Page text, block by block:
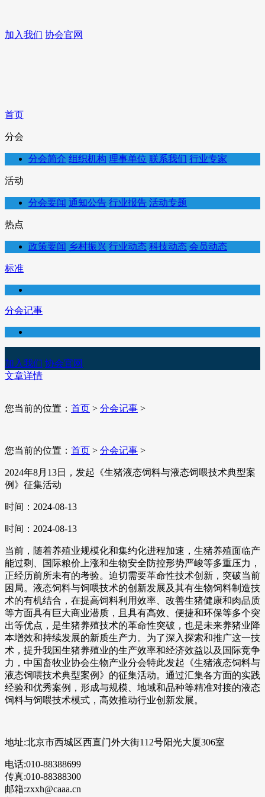
加入我们 协会官网
首页
分会
分会简介 组织机构 理事单位 联系我们 行业专家
活动
分会要闻 通知公告 行业报告 活动专题
热点
政策要闻 乡村振兴 行业动态 科技动态 会员动态
标准
分会记事
加入我们 协会官网
文章详情
您当前的位置： 首页 > 分会记事 >
您当前的位置： 首页 > 分会记事 >
2024年8月13日，发起《生猪液态饲料与液态饲喂技术典型案
例》征集活动
时间：2024-08-13
时间：2024-08-13
当前，随着养殖业规模化和集约化进程加速，生猪养殖面临产
能过剩、国际粮价上涨和生物安全防控形势严峻等多重压力，
正经历前所未有的考验。迫切需要革命性技术创新，突破当前
困局。液态饲料与饲喂技术的创新发展及其有生物饲料制造技
术的有机结合，在提高饲料利用效率、改善生猪健康和肉品质
等方面具有巨大商业潜质，且具有高效、便捷和环保等多个突
出等优点，是生猪养殖技术的革命性突破，也是未来养猪业降
本增效和持续发展的新质生产力。为了深入探索和推广这一技
术，提升我国生猪养殖业的生产效率和经济效益以及国际竞争
力，中国畜牧业协会生物产业分会特此发起《生猪液态饲料与
液态饲喂技术典型案例》的征集活动。通过汇集各方面的实践
经验和优秀案例，形成与规模、地域和品种等精准对接的液态
饲料与饲喂技术模式，高效推动行业创新发展。
地址:北京市西城区西直门外大街112号阳光大厦306室
电话:010-88388699
传真:010-88388300
邮箱:zxxh@caaa.cn